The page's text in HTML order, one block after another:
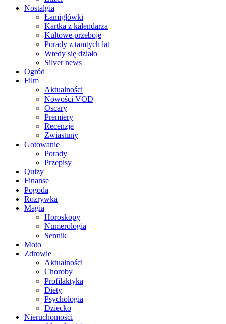
Nostalgia
Łamigłówki
Kartka z kalendarza
Kultowe przeboje
Porady z tamtych lat
Wtedy się działo
Silver news
Ogród
Film
Aktualności
Nowości VOD
Oscary
Premiery
Recenzje
Zwiastuny
Gotowanie
Porady
Przepisy
Quizy
Finanse
Pogoda
Rozrywka
Magia
Horoskopy
Numerologia
Sennik
Moto
Zdrowie
Aktualności
Choroby
Profilaktyka
Diety
Psychologia
Dziecko
Nieruchomości